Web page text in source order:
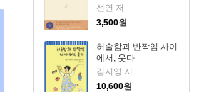
선연 저
3,500원
허술함과 반짝임 사이
에서, 웃다
김지영 저
10,600원